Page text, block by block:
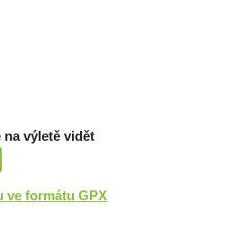
na výletě vidět
ve formátu GPX